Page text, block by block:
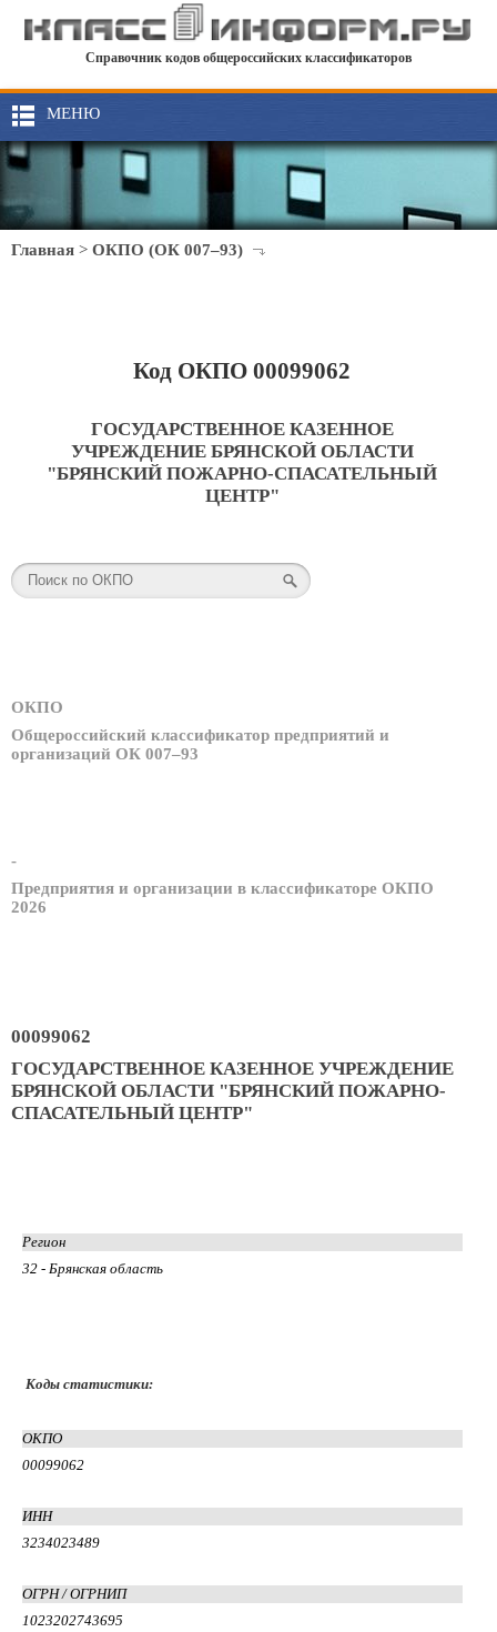
Справочник кодов общероссийских классификаторов
МЕНЮ
Главная > ОКПО (ОК 007–93)
Код ОКПО 00099062
ГОСУДАРСТВЕННОЕ КАЗЕННОЕ
УЧРЕЖДЕНИЕ БРЯНСКОЙ ОБЛАСТИ
"БРЯНСКИЙ ПОЖАРНО-СПАСАТЕЛЬНЫЙ
ЦЕНТР"
ОКПО
Общероссийский классификатор предприятий и
организаций ОК 007–93
-
Предприятия и организации в классификаторе ОКПО
2026
00099062
ГОСУДАРСТВЕННОЕ КАЗЕННОЕ УЧРЕЖДЕНИЕ
БРЯНСКОЙ ОБЛАСТИ "БРЯНСКИЙ ПОЖАРНО-
СПАСАТЕЛЬНЫЙ ЦЕНТР"
Регион
32 - Брянская область
Коды статистики:
ОКПО
00099062
ИНН
3234023489
ОГРН / ОГРНИП
1023202743695